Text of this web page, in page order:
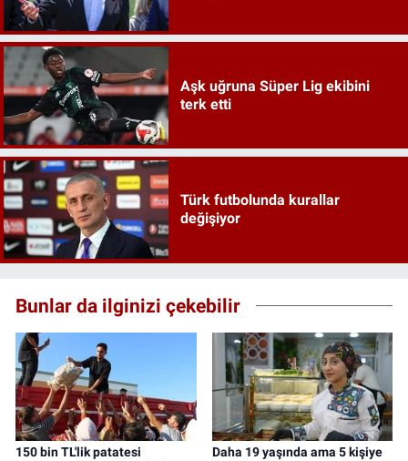
Aşk uğruna Süper Lig ekibini
terk etti
Türk futbolunda kurallar
değişiyor
Bunlar da ilginizi çekebilir
150 bin TL'lik patatesi
Daha 19 yaşında ama 5 kişiye